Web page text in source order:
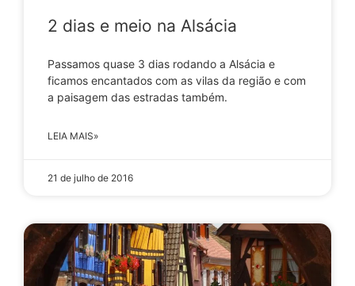
2 dias e meio na Alsácia
Passamos quase 3 dias rodando a Alsácia e
ficamos encantados com as vilas da região e com
a paisagem das estradas também.
LEIA MAIS»
21 de julho de 2016